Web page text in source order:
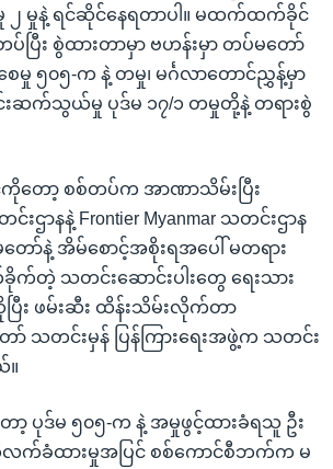
၂ မှုနဲ့ ရင်ဆိုင်နေရတာပါ။ မထက်ထက်ခိုင်
ပြီး စွဲထားတာမှာ ဗဟန်းမှာ တပ်မတော်
၅၀၅-က နဲ့ တမှု၊ မင်္ဂလာတောင်ညွှန့်မှာ
ဆက်သွယ်မှု ပုဒ်မ ၁၇/၁ တမှုတို့နဲ့ တရားစွဲ
ကိုတော့ စစ်တပ်က အာဏာသိမ်းပြီး
းဌာနနဲ့ Frontier Myanmar သတင်းဌာန
နဲ့ အိမ်စောင့်အစိုးရအပေါ် မတရား
တဲ့ သတင်းဆောင်းပါးတွေ ရေးသား
း ဖမ်းဆီး ထိန်းသိမ်းလိုက်တာ
ော် သတင်းမှန် ပြန်ကြားရေးအဖွဲ့က သတင်း
။
ပုဒ်မ ၅၀၅-က နဲ့ အမှုဖွင့်ထားခံရသူ ဦး
က်ခံထားမှုအပြင် စစ်ကောင်စီဘက်က မ